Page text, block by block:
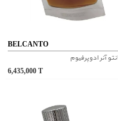
BELCANTO
آنر ادوپرفیوم
6,435,000